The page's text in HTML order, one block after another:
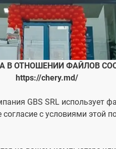
Tiggo 7 Pro MAX
СВОЕГО ДИЛЕРА
В ОТНОШЕНИИ ФАЙЛОВ
https://chery.md/
GBS SRL использует
с условиями этой